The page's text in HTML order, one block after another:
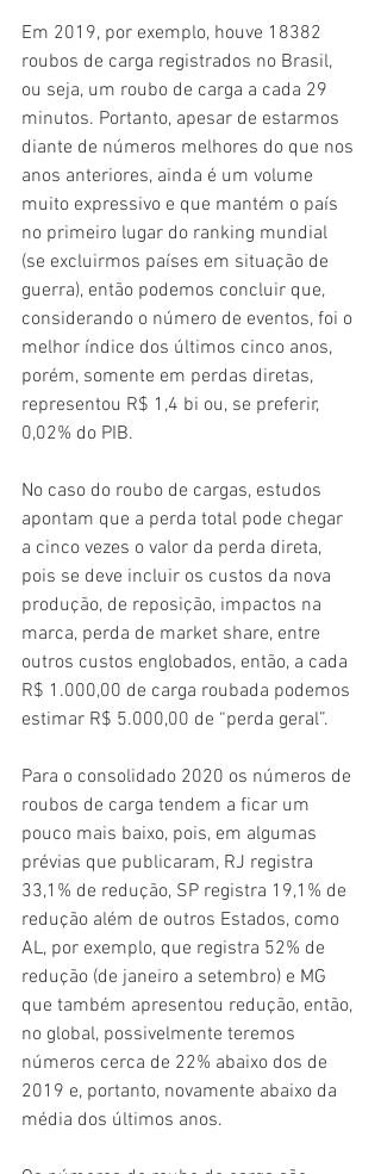
Em 2019, por exemplo, houve 18382
roubos de carga registrados no Brasil,
ou seja, um roubo de carga a cada 29
minutos. Portanto, apesar de estarmos
diante de números melhores do que nos
anos anteriores, ainda é um volume
muito expressivo e que mantém o país
no primeiro lugar do ranking mundial
(se excluirmos países em situação de
guerra), então podemos concluir que,
considerando o número de eventos, foi o
melhor índice dos últimos cinco anos,
porém, somente em perdas diretas,
representou R$ 1,4 bi ou, se preferir,
0,02% do PIB.
No caso do roubo de cargas, estudos
apontam que a perda total pode chegar
a cinco vezes o valor da perda direta,
pois se deve incluir os custos da nova
produção, de reposição, impactos na
marca, perda de market share, entre
outros custos englobados, então, a cada
R$ 1.000,00 de carga roubada podemos
estimar R$ 5.000,00 de “perda geral”.
Para o consolidado 2020 os números de
roubos de carga tendem a ficar um
pouco mais baixo, pois, em algumas
prévias que publicaram, RJ registra
33,1% de redução, SP registra 19,1% de
redução além de outros Estados, como
AL, por exemplo, que registra 52% de
redução (de janeiro a setembro) e MG
que também apresentou redução, então,
no global, possivelmente teremos
números cerca de 22% abaixo dos de
2019 e, portanto, novamente abaixo da
média dos últimos anos.